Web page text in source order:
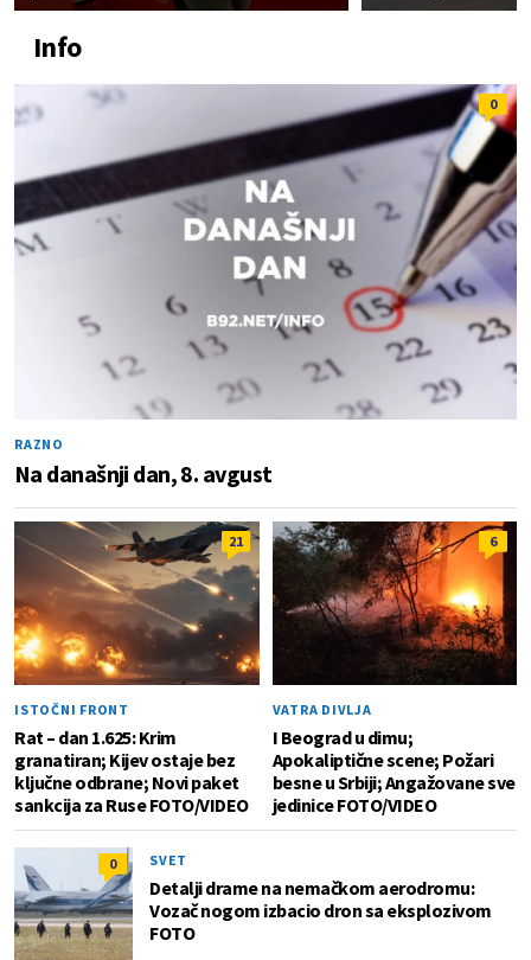
Info
0
RAZNO
Na današnji dan, 8. avgust
21
ISTOČNI FRONT
Rat – dan 1.625: Krim
granatiran; Kijev ostaje bez
ključne odbrane; Novi paket
sankcija za Ruse FOTO/VIDEO
6
VATRA DIVLJA
I Beograd u dimu;
Apokaliptične scene; Požari
besne u Srbiji; Angažovane sve
jedinice FOTO/VIDEO
0 SVET
Detalji drame na nemačkom aerodromu:
Vozač nogom izbacio dron sa eksplozivom
FOTO